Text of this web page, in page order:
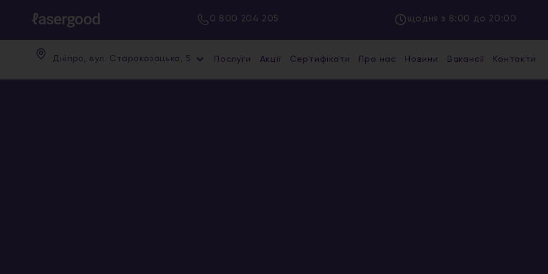
0 800 204 205 щодня з 8:00 до 20:00
Дніпро, вул. Старокозацька, 5 Послуги Акції Сертифікати Про нас Новини Вакансії Контакти